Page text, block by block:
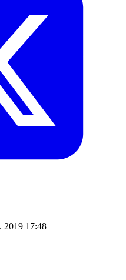
2019 17:48